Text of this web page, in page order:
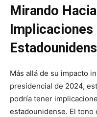
Mirando
Más allá de su impacto
presidencial de 2024,
podría tener
estadounidense. El tono